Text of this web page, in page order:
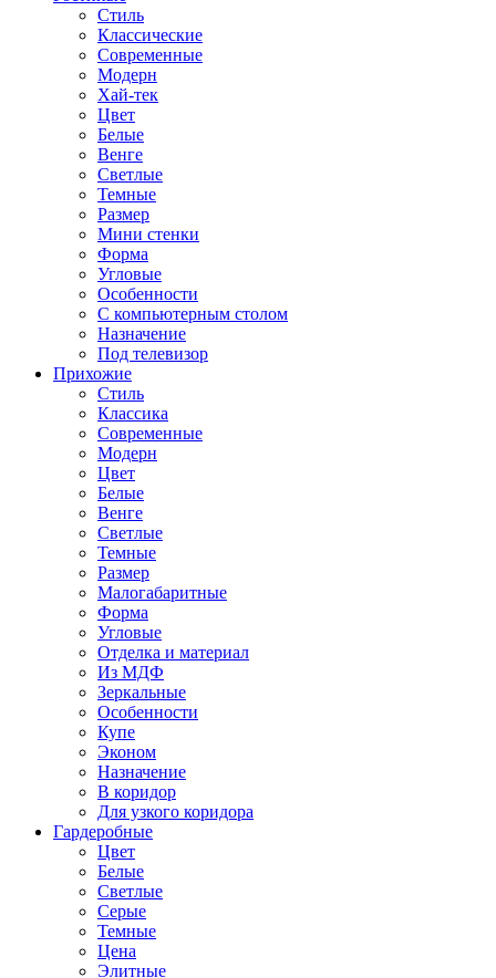
Стиль
Классические
Современные
Модерн
Хай-тек
Цвет
Белые
Венге
Светлые
Темные
Размер
Мини стенки
Форма
Угловые
Особенности
С компьютерным столом
Назначение
Под телевизор
Прихожие
Стиль
Классика
Современные
Модерн
Цвет
Белые
Венге
Светлые
Темные
Размер
Малогабаритные
Форма
Угловые
Отделка и материал
Из МДФ
Зеркальные
Особенности
Купе
Эконом
Назначение
В коридор
Для узкого коридора
Гардеробные
Цвет
Белые
Светлые
Серые
Темные
Цена
Элитные